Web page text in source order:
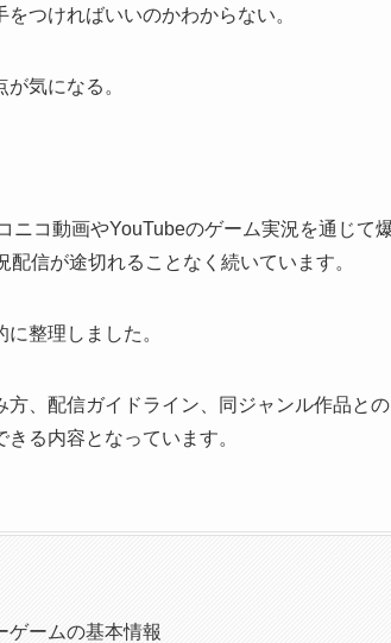
つければいいのかわからない。
気になる。
コ動画やYouTubeのゲーム実況を通じて
信が途切れることなく続いています。
整理しました。
、配信ガイドライン、同ジャンル作品と
る内容となっています。
ゲームの基本情報